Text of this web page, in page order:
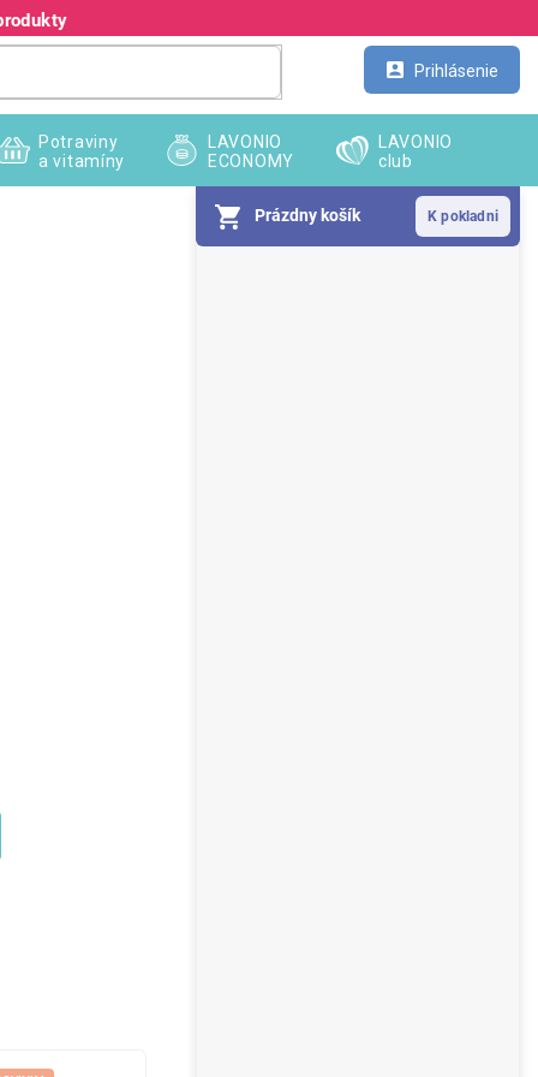
Prihlásenie
Prázdny košík
Potraviny
a vitamíny
LAVONIO
ECONOMY
LAVONIO
club